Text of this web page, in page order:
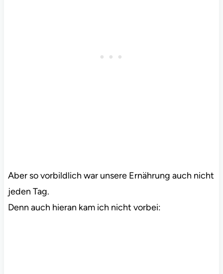
Aber so vorbildlich war unsere Ernährung auch nicht
jeden Tag.
Denn auch hieran kam ich nicht vorbei: